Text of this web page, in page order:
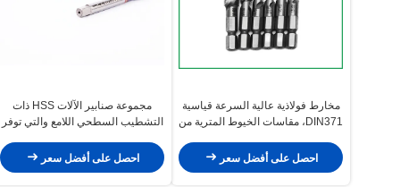
مخارط فولاذية عالية السرعة قياسية
DIN371، مقاسات الخيوط المترية من
للتطبيقات الصناعية
احصل على أفضل سعر
مجموعة صنابير الآلات HSS ذات
التشطيب السطحي اللامع والتي توفر
لإنتاج خيوط دقيقة
احصل على أفضل سعر